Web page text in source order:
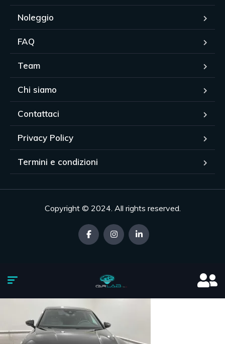
Noleggio
FAQ
Team
Chi siamo
Contattaci
Privacy Policy
Termini e condizioni
Copyright © 2024. All rights reserved.